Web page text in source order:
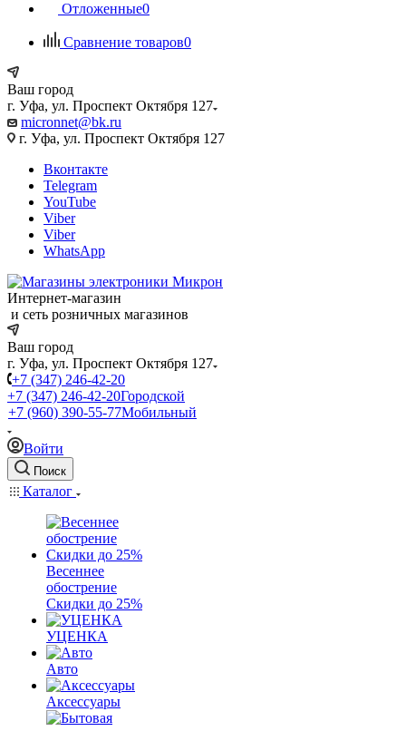
Отложенные0
Сравнение товаров0
Ваш город
г. Уфа, ул. Проспект Октября 127
micronnet@bk.ru
г. Уфа, ул. Проспект Октября 127
Вконтакте
Telegram
YouTube
Viber
Viber
WhatsApp
Интернет-магазин
и сеть розничных магазинов
Ваш город
г. Уфа, ул. Проспект Октября 127
+7 (347) 246-42-20
+7 (347) 246-42-20Городской
+7 (960) 390-55-77Мобильный
Войти
Поиск
Каталог
Весеннее
обострение
Скидки до 25%
УЦЕНКА
Авто
Аксессуары